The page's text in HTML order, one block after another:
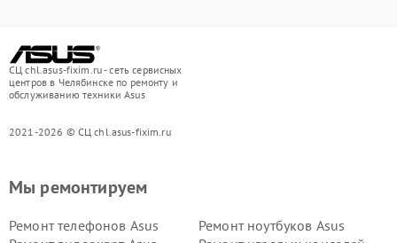
СЦ chl.asus-fixim.ru - сеть сервисных
центров в Челябинске по ремонту и
обслуживанию техники Asus
2021-2026 © СЦ chl.asus-fixim.ru
Мы ремонтируем
Ремонт телефонов Asus
Ремонт ноутбуков Asus